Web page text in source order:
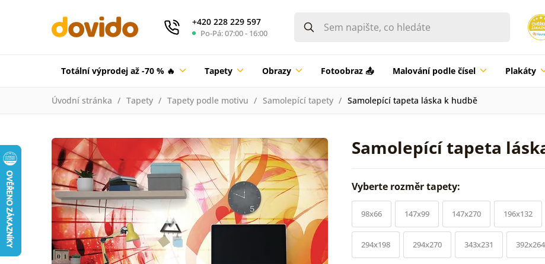
+420 228 229 597
Po-Pá: 07:00 - 16:00
Totální výprodej až -70 % 🔥 Tapety Obrazy Fotoobraz 📤 Malování podle čísel Plakáty
Úvodní stránka Tapety Tapety podle motivu Samolepící tapety Samolepící tapeta láska k hudbě
Samolepící tapeta
Vyberte rozměr tapety:
98x66 147x99 147x270 196x132
294x198 294x270 343x231 392x264